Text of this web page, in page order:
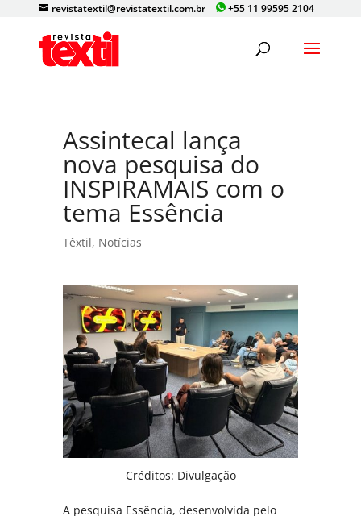
+55 11 99595 2104
revistatextil@revistatextil.com.br
Assintecal lança
nova pesquisa do
INSPIRAMAIS com o
tema Essência
Têxtil, Notícias
Créditos: Divulgação
A pesquisa Essência, desenvolvida pelo